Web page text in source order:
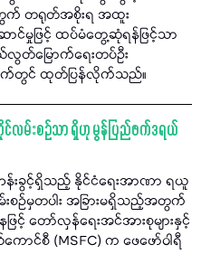
က် တရုတ်အစိုးရ အထူး
ာင်မှုဖြင့် ထပ်မံတွေ့ဆုံရန်ဖြင့်သာ
တ်မြောက်ရေးတပ်ဦး
ရက်တွင် ထုတ်ပြန်လိုက်သည်။
မ်းစဉ်သာ ရှိဟု မွန်ပြည်ဖက်ဒရယ်
ာန်းခွင့်ရှိသည့် နိုင်ငံရေးအာဏာ ရယူ
မှတပါး အခြားမရှိသည့်အတွက်
ြင့် တော်လှန်ရေးအင်အားစုများနှင့်
ကောင်စီ (MSFC) က ဖေဖော်ဝါရီ